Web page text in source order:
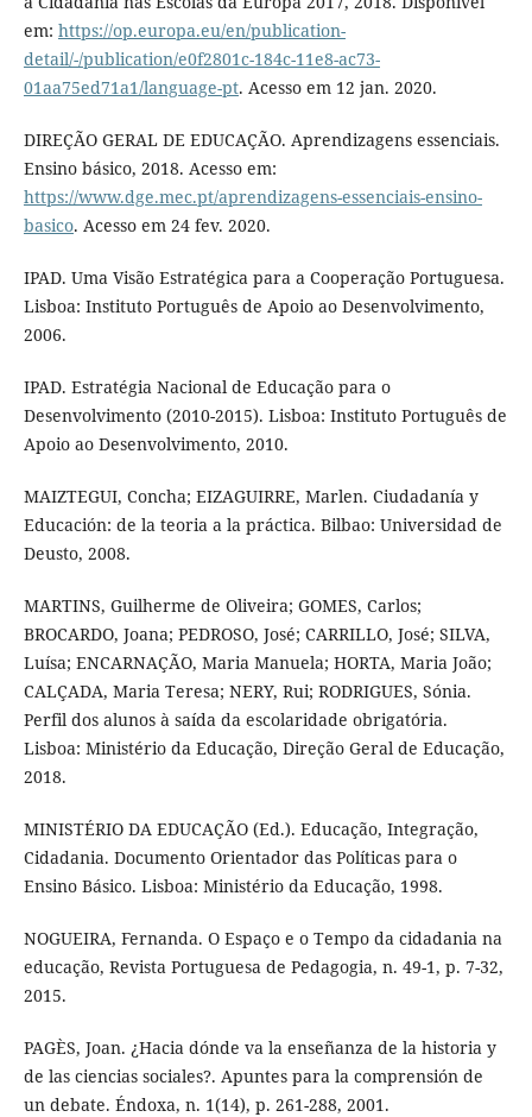
em: https://op.europa.eu/en/publication-
detail/-/publication/e0f2801c-184c-11e8-ac73-
01aa75ed71a1/language-pt. Acesso em 12 jan. 2020.
DIREÇÃO GERAL DE EDUCAÇÃO. Aprendizagens essenciais.
Ensino básico, 2018. Acesso em:
https://www.dge.mec.pt/aprendizagens-essenciais-ensino-
basico. Acesso em 24 fev. 2020.
IPAD. Uma Visão Estratégica para a Cooperação Portuguesa.
Lisboa: Instituto Português de Apoio ao Desenvolvimento,
2006.
IPAD. Estratégia Nacional de Educação para o
Desenvolvimento (2010-2015). Lisboa: Instituto Português de
Apoio ao Desenvolvimento, 2010.
MAIZTEGUI, Concha; EIZAGUIRRE, Marlen. Ciudadanía y
Educación: de la teoria a la práctica. Bilbao: Universidad de
Deusto, 2008.
MARTINS, Guilherme de Oliveira; GOMES, Carlos;
BROCARDO, Joana; PEDROSO, José; CARRILLO, José; SILVA,
Luísa; ENCARNAÇÃO, Maria Manuela; HORTA, Maria João;
CALÇADA, Maria Teresa; NERY, Rui; RODRIGUES, Sónia.
Perfil dos alunos à saída da escolaridade obrigatória.
Lisboa: Ministério da Educação, Direção Geral de Educação,
2018.
MINISTÉRIO DA EDUCAÇÃO (Ed.). Educação, Integração,
Cidadania. Documento Orientador das Políticas para o
Ensino Básico. Lisboa: Ministério da Educação, 1998.
NOGUEIRA, Fernanda. O Espaço e o Tempo da cidadania na
educação, Revista Portuguesa de Pedagogia, n. 49-1, p. 7-32,
2015.
PAGÈS, Joan. ¿Hacia dónde va la enseñanza de la historia y
de las ciencias sociales?. Apuntes para la comprensión de
un debate. Éndoxa, n. 1(14), p. 261-288, 2001.